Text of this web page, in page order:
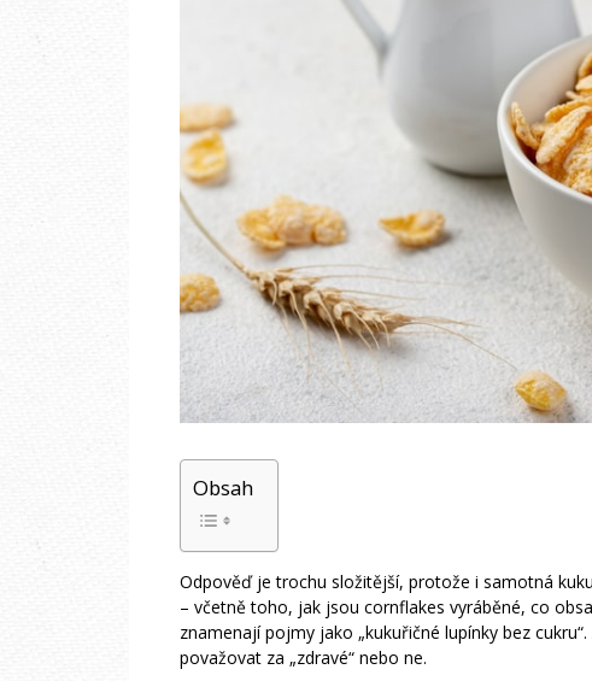
Obsah
Odpověď je trochu složitější, protože i samotná
– včetně toho, jak jsou cornflakes vyráběné, co
znamenají pojmy jako „kukuřičné lupínky bez
považovat za „zdravé“ nebo ne.